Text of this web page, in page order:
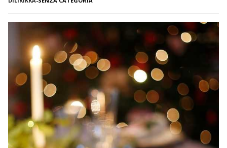
modo completamente NATURALE e SANO per diventare
alimenti abbronzanti? I cibi abbronzanti sono quelli ricchi di